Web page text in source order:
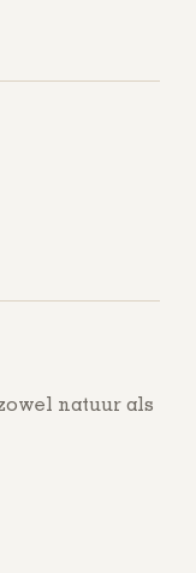
natuur als